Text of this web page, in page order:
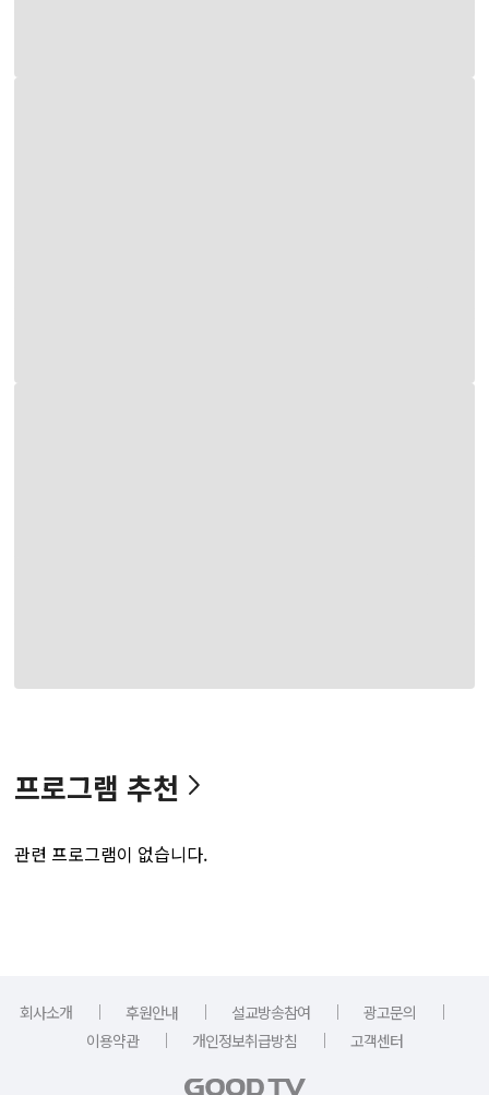
프로그램 추천
관련 프로그램이 없습니다.
회사소개 ｜ 후원안내 ｜ 설교방송참여 ｜ 광고문의
｜
이용약관
｜ 개인정보취급방침 ｜ 고객센터